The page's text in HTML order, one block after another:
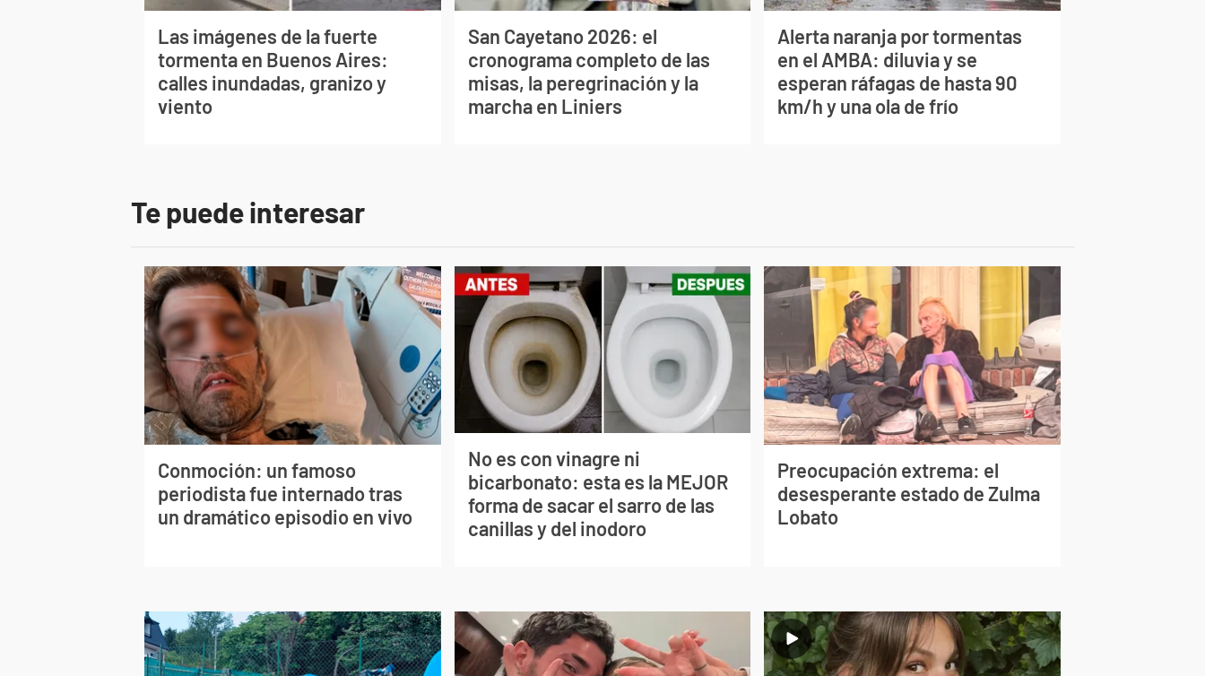
Las imágenes de la fuerte
tormenta en Buenos Aires:
calles inundadas, granizo y
viento
San Cayetano 2026: el
cronograma completo de las
misas, la peregrinación y la
marcha en Liniers
Alerta naranja por tormentas
en el AMBA: diluvia y se
esperan ráfagas de hasta 90
km/h y una ola de frío
Te puede interesar
Conmoción: un famoso
periodista fue internado tras
un dramático episodio en vivo
No es con vinagre ni
bicarbonato: esta es la MEJOR
forma de sacar el sarro de las
canillas y del inodoro
Preocupación extrema: el
desesperante estado de Zulma
Lobato